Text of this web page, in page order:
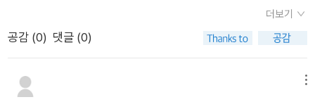
을 조사하기 위해 어디론가 향하게 되는데요. '이정도면 순진한
게 아니라 멍청한거 아냐? '7권 등장할 때 부터 수상했는데, 8권
는데요. 마지막에 약간의 반전도 있었고 긴장감이 갑자기 올라가
게 되더라고요 ㅎㅎ한편 크림슨과 에밀리는 러시아 메카네의 심
잡은 책이었지요SCP 재단을 보면 만화도 만화이지만그림체가
정말 생생해서 그냥 보기만 해도으스스한 느낌을 주는 책인데SC
P는 영화 <해리포터>, <맨 인 블랙>등 영화에서 초현실적인 괴
물이나 신기한물건들을 관리하는 것과 비슷하다고 해요.1권부터
더보기
공감 (0) 댓글 (0)